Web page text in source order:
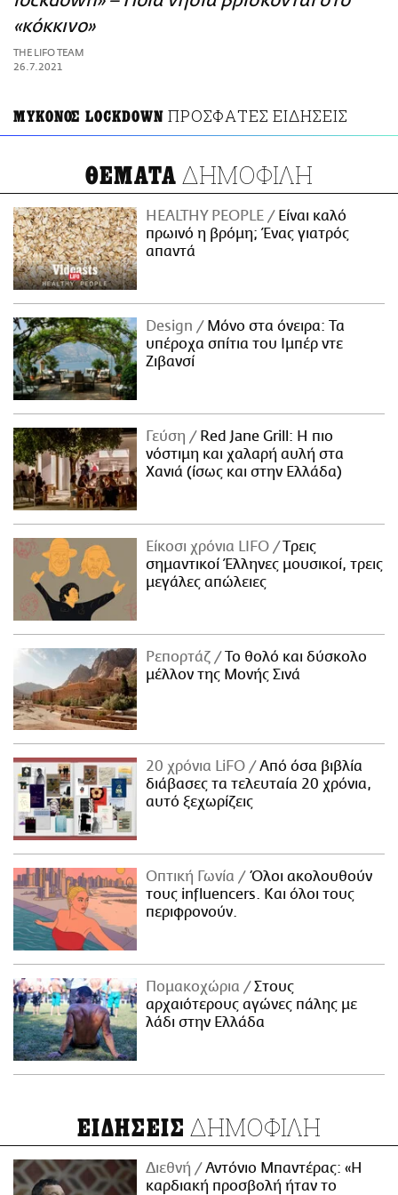
ΑΜΠΑ
PRINT
«κόκκινο»
THE LIFO TEAM
26.7.2021
ΜΥΚΟΝΟΣ LOCKDOWN ΠΡΟΣΦΑΤΕΣ ΕΙΔΗΣΕΙΣ
ΘΕΜΑΤΑ ΔΗΜΟΦΙΛΗ
HEALTHY PEOPLE
Είναι καλό
πρωινό η βρόμη; Ένας γιατρός
απαντά
Design
Μόνο στα όνειρα: Τα
υπέροχα σπίτια του Ιμπέρ ντε
Ζιβανσί
Γεύση
Red Jane Grill: Η πιο
νόστιμη και χαλαρή αυλή στα
Χανιά (ίσως και στην Ελλάδα)
Είκοσι χρόνια LIFO
Tρεις
σημαντικοί Έλληνες μουσικοί, τρεις
μεγάλες απώλειες
Ρεπορτάζ
Το θολό και δύσκολο
μέλλον της Μονής Σινά
20 χρόνια LiFO
Από όσα βιβλία
διάβασες τα τελευταία 20 χρόνια,
αυτό ξεχωρίζεις
Οπτική Γωνία
Όλοι ακολουθούν
τους influencers. Και όλοι τους
περιφρονούν.
Πομακοχώρια
Στους
αρχαιότερους αγώνες πάλης με
λάδι στην Ελλάδα
ΕΙΔΗΣΕΙΣ ΔΗΜΟΦΙΛΗ
Διεθνή
Αντόνιο Μπαντέρας: «Η
καρδιακή προσβολή ήταν το